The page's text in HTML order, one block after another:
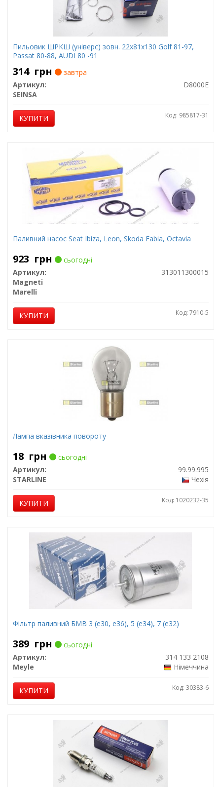
Пильовик ШРКШ (універс) зовн. 22x81x130 Golf 81-97,
Passat 80-88, AUDI 80 -91
314 грн
завтра
Артикул:
D8000E
SEINSA
КУПИТИ Код: 985817-31
Паливний насос Seat Ibiza, Leon, Skoda Fabia, Octavia
923 грн
сьогодні
Артикул:
313011300015
Magneti
Marelli
КУПИТИ Код: 7910-5
Лампа вказівника повороту
18 грн
сьогодні
Артикул:
99.99.995
STARLINE
Чехія
КУПИТИ Код: 1020232-35
Фільтр паливний БМВ 3 (е30, е36), 5 (е34), 7 (е32)
389 грн
сьогодні
Артикул:
314 133 2108
Meyle
Німеччина
КУПИТИ Код: 30383-6